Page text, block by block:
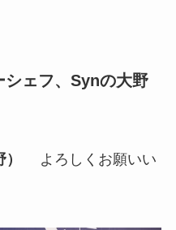
シェフ、Synの大野
よろしくお願いい